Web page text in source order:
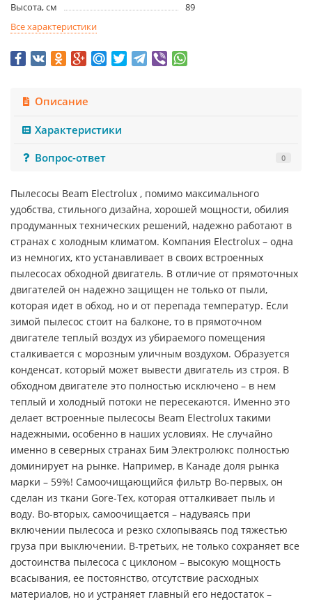
Высота, см
89
Все характеристики
Описание
Характеристики
Вопрос-ответ
0
Пылесосы Beam Electrolux , помимо максимального
удобства, стильного дизайна, хорошей мощности, обилия
продуманных технических решений, надежно работают в
странах с холодным климатом. Компания Electrolux – одна
из немногих, кто устанавливает в своих встроенных
пылесосах обходной двигатель. В отличие от прямоточных
двигателей он надежно защищен не только от пыли,
которая идет в обход, но и от перепада температур. Если
зимой пылесос стоит на балконе, то в прямоточном
двигателе теплый воздух из убираемого помещения
сталкивается с морозным уличным воздухом. Образуется
конденсат, который может вывести двигатель из строя. В
обходном двигателе это полностью исключено – в нем
теплый и холодный потоки не пересекаются. Именно это
делает встроенные пылесосы Beam Electrolux такими
надежными, особенно в наших условиях. Не случайно
именно в северных странах Бим Электролюкс полностью
доминирует на рынке. Например, в Канаде доля рынка
марки – 59%! Самоочищающийся фильтр Во-первых, он
сделан из ткани Gore-Tex, которая отталкивает пыль и
воду. Во-вторых, самоочищается – надуваясь при
включении пылесоса и резко схлопываясь под тяжестью
груза при выключении. В-третьих, не только сохраняет все
достоинства пылесоса с циклоном – высокую мощность
всасывания, ее постоянство, отсутствие расходных
материалов, но и устраняет главный его недостаток –